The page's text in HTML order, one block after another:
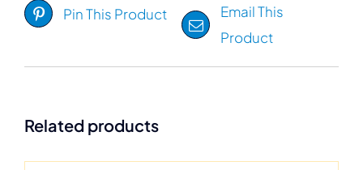
Pin This Product
Email This
Product
Related products